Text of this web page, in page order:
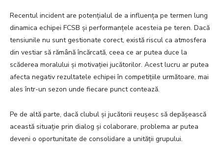
Recentul incident are potențialul de a influența pe termen lung
dinamica echipei FCSB și performanțele acesteia pe teren. Dacă
tensiunile nu sunt gestionate corect, există riscul ca atmosfera
din vestiar să rămână încărcată, ceea ce ar putea duce la
scăderea moralului și motivației jucătorilor. Acest lucru ar putea
afecta negativ rezultatele echipei în competițiile următoare, mai
ales într-un sezon unde fiecare punct contează.
Pe de altă parte, dacă clubul și jucătorii reușesc să depășească
această situație prin dialog și colaborare, problema ar putea
deveni o oportunitate de consolidare a unității grupului.